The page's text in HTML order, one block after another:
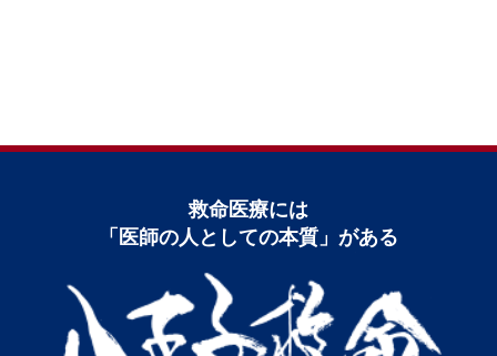
救命医療には
「医師の⼈としての本質」がある